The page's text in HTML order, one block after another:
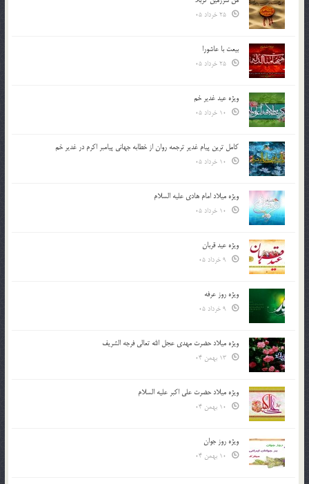
بیعت با عاشورا
ویژه عید غدیر خم
کامل ترین پیام غدیر ترجمه روان از خطابه جهانی پیامبر اکرم در غدیر خم
ویژه میلاد امام هادی علیه السلام
ویژه عید قربان
ویژه روز عرفه
ویژه میلاد حضرت مهدی عجل الله تعالی فرجه الشريف
ویژه میلاد حضرت علی اکبر علیه السلام
ویژه روز جوان